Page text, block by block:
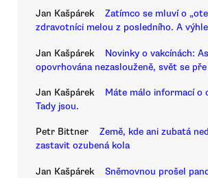
Jan Kašpárek
Zatímco se mluví o
zdravotníci melou z posledního. A
Jan Kašpárek
Novinky o vakcínách:
opovrhována nezaslouženě, svět se
Jan Kašpárek
Máte málo informací o
Tady jsou.
Petr Bittner
Země, kde ani zubatá
zastavit ozubená kola
Jan Kašpárek
Sněmovnou prošel